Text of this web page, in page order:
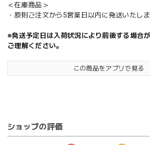
＜在庫商品＞
・原則ご注文から5営業日以内に発送いたしま
※発送予定日は入荷状況により前後する場合
ご理解ください。
この商品をアプリで見る
ショップの評価